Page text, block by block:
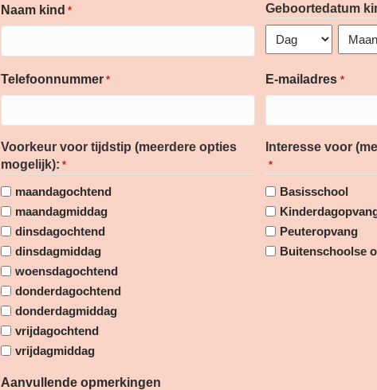
Naam kind * Geboortedatum
Telefoonnummer * E-mailadres *
Voorkeur voor tijdstip (meerdere opties
mogelijk): *
maandagochtend
maandagmiddag
dinsdagochtend
dinsdagmiddag
woensdagochtend
donderdagochtend
donderdagmiddag
vrijdagochtend
vrijdagmiddag
Interesse voor
*
Basisschool
Peuteropvang
Buitenschoolse
Aanvullende opmerkingen